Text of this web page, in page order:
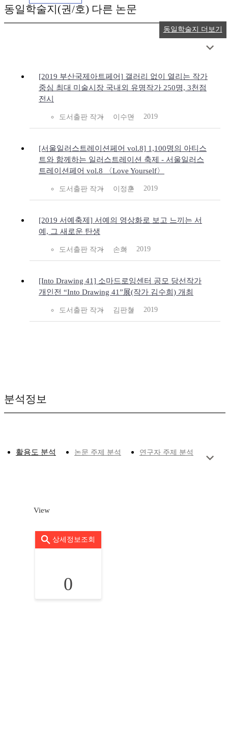
동일학술지(권/호) 다른 논문
[2019 부산국제아트페어] 갤러리 없이 열리는 작가
중심 최대 미술시장 국내외 유명작가 250명, 3천점
전시
도서출판 작가 이수민 2019
[서울일러스트레이션페어 vol.8] 1,100명의 아티스
트와 함께하는 일러스트레이션 축제 - 서울일러스
트레이션페어 vol.8 〈Love Yourself〉
도서출판 작가 이정훈 2019
[2019 서예축제] 서예의 영상화로 보고 느끼는 서
예, 그 새로운 탄생
도서출판 작가 손희 2019
[Into Drawing 41] 소마드로잉센터 공모 당선작가
개인전 “Into Drawing 41”展(작가 김수희) 개최
도서출판 작가 김판철 2019
동일학술지 더보기
분석정보
활용도 분석 논문 주제 분석 연구자 주제 분석
View
상세정보조회
0